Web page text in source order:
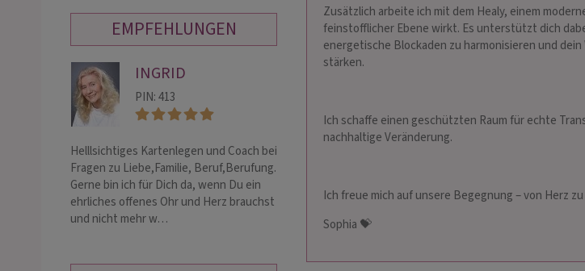
EMPFEHLUNGEN
INGRID
PIN: 413
Helllsichtiges Kartenlegen und Coach bei
Fragen zu Liebe,Familie, Beruf,Berufung.
Gerne bin ich für Dich da, wenn Du ein
ehrliches offenes Ohr und Herz brauchst
und nicht mehr w…
SELI
Zusätzlich arbeite ich mit dem Healy, einem
feinstofflicher Ebene wirkt. Es unterstützt dich
energetische Blockaden zu harmonisieren und
stärken.
Ich schaffe einen geschützten Raum für echte
nachhaltige Veränderung.
Ich freue mich auf unsere Begegnung – von Herz
Sophia 💝